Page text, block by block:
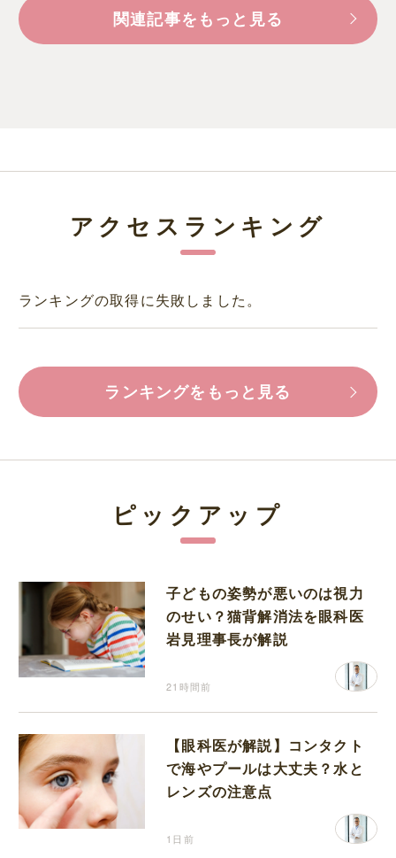
関連記事をもっと見る
アクセスランキング
ランキングの取得に失敗しました。
ランキングをもっと見る
ピックアップ
子どもの姿勢が悪いのは視力
のせい？猫背解消法を眼科医
岩見理事長が解説
21時間前
【眼科医が解説】コンタクト
で海やプールは大丈夫？水と
レンズの注意点
1日前